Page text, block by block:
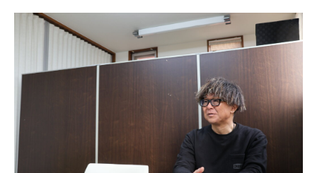
この業界はがっついてくる人が多いけれど僕はそれを
やらない。本当に繋がりを大事に仕事をしている
大学剣道部は数ヶ月で辞めた帰ってきて拾ってくれた
仲間のおかげで復活できた